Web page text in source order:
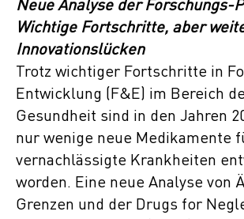
Neue Analyse der Forschungs-
Wichtige Fortschritte, aber
Innovationslücken
Trotz wichtiger Fortschritte in
Entwicklung (F&E) im Bereich
Gesundheit sind in den Jahren
nur wenige neue Medikamente
vernachlässigte Krankheiten
worden. Eine neue Analyse von
Grenzen und der Drugs for